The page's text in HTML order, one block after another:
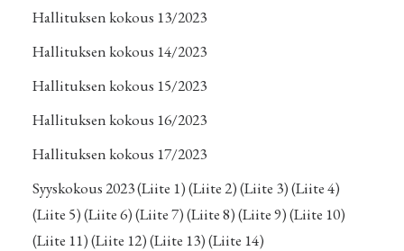
Hallituksen kokous 13/2023
Hallituksen kokous 14/2023
Hallituksen kokous 15/2023
Hallituksen kokous 16/2023
Hallituksen kokous 17/2023
Syyskokous 2023(Liite 1)(Liite 2)(Liite 3)(Liite 4)
(Liite 5)(Liite 6)(Liite 7)(Liite 8)(Liite 9)(Liite 10)
(Liite 11)(Liite 12)(Liite 13)(Liite 14)